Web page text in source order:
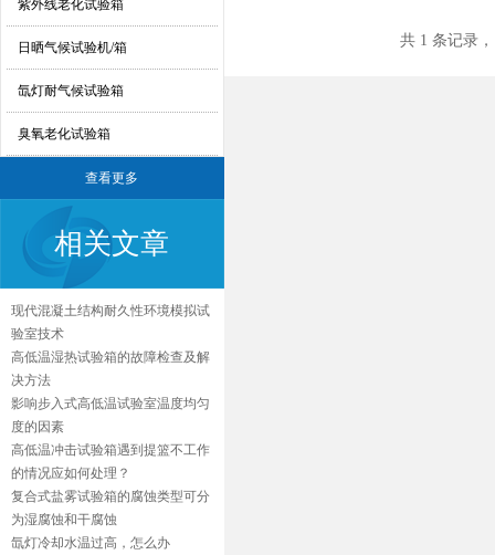
紫外线老化试验箱
日晒气候试验机/箱
氙灯耐气候试验箱
臭氧老化试验箱
查看更多
相关文章
现代混凝土结构耐久性环境模拟试
验室技术
高低温湿热试验箱的故障检查及解
决方法
影响步入式高低温试验室温度均匀
度的因素
高低温冲击试验箱遇到提篮不工作
的情况应如何处理？
复合式盐雾试验箱的腐蚀类型可分
为湿腐蚀和干腐蚀
氙灯冷却水温过高，怎么办
共 1 条记录